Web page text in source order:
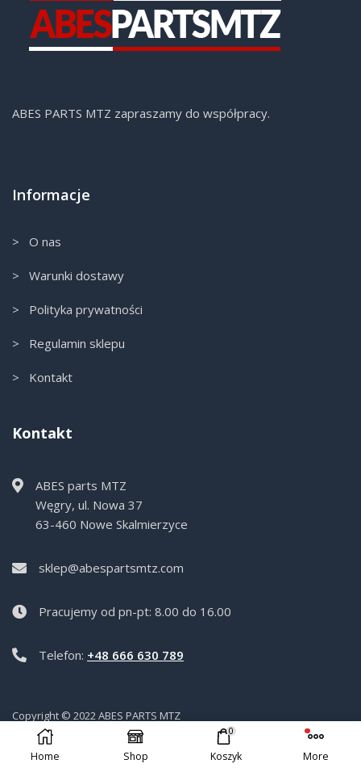
ABES PARTS MTZ zapraszamy do współpracy.
Informacje
> O nas
> Warunki dostawy
> Polityka prywatności
> Regulamin sklepu
> Kontakt
Kontakt
ABES parts MTZ
Węgry, ul. Nowa 37
63-460 Nowe Skalmierzyce
sklep@abespartsmtz.com
Pracujemy od pn-pt: 8.00 do 16.00
Telefon: +48 666 630 789
Copyright © 2022 ABES PARTS MTZ
Home Shop
0
Koszyk More